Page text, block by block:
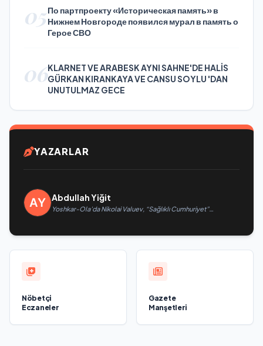
05По партпроекту «Историческая память» в
Нижнем Новгороде появился мурал в память о
Герое СВО
06KLARNET VE ARABESK AYNI SAHNE'DE HALİS
GÜRKAN KIRANKAYA VE CANSU SOYLU 'DAN
UNUTULMAZ GECE
YAZARLAR
Abdullah Yiğit
Yoshkar-Ola’da Nikolai Valuev, “Sağlıklı Cumhuriyet”
Nöbetçi
Eczaneler
Gazete
Manşetleri